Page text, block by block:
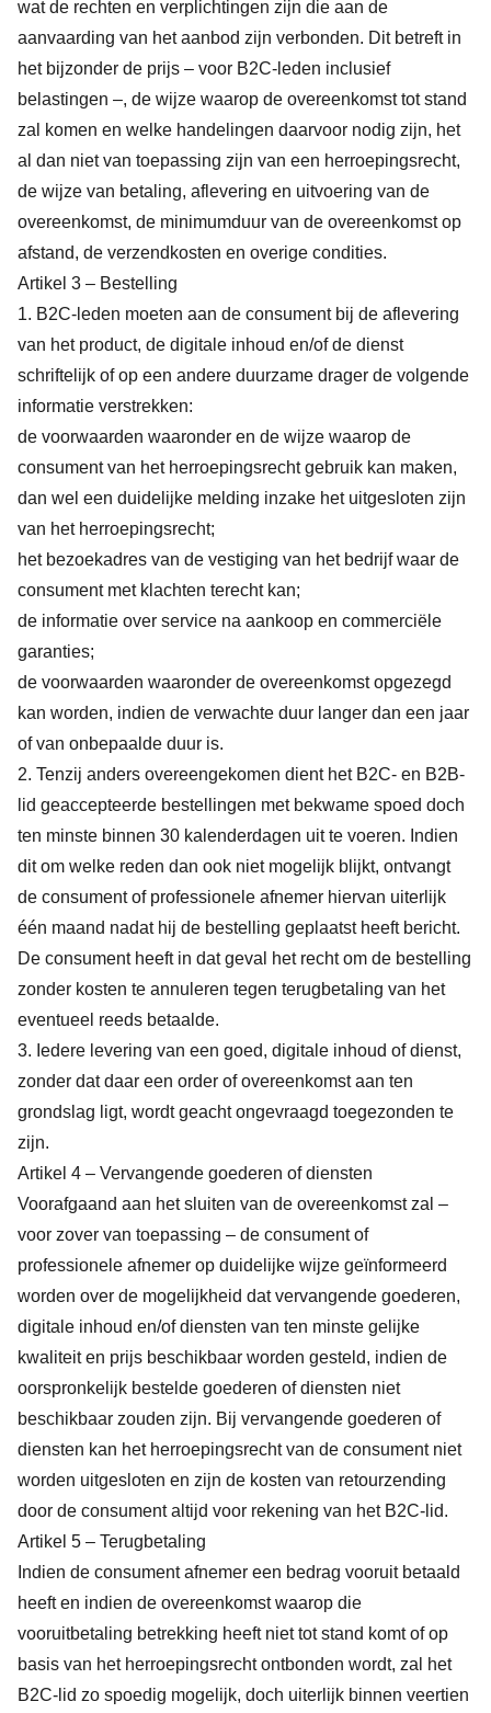
wat de rechten en verplichtingen zijn die aan de
aanvaarding van het aanbod zijn verbonden. Dit betreft in
het bijzonder de prijs – voor B2C-leden inclusief
belastingen –, de wijze waarop de overeenkomst tot stand
zal komen en welke handelingen daarvoor nodig zijn, het
al dan niet van toepassing zijn van een herroepingsrecht,
de wijze van betaling, aflevering en uitvoering van de
overeenkomst, de minimumduur van de overeenkomst op
afstand, de verzendkosten en overige condities.
Artikel 3 – Bestelling
1. B2C-leden moeten aan de consument bij de aflevering
van het product, de digitale inhoud en/of de dienst
schriftelijk of op een andere duurzame drager de volgende
informatie verstrekken:
de voorwaarden waaronder en de wijze waarop de
consument van het herroepingsrecht gebruik kan maken,
dan wel een duidelijke melding inzake het uitgesloten zijn
van het herroepingsrecht;
het bezoekadres van de vestiging van het bedrijf waar de
consument met klachten terecht kan;
de informatie over service na aankoop en commerciële
garanties;
de voorwaarden waaronder de overeenkomst opgezegd
kan worden, indien de verwachte duur langer dan een jaar
of van onbepaalde duur is.
2. Tenzij anders overeengekomen dient het B2C- en B2B-
lid geaccepteerde bestellingen met bekwame spoed doch
ten minste binnen 30 kalenderdagen uit te voeren. Indien
dit om welke reden dan ook niet mogelijk blijkt, ontvangt
de consument of professionele afnemer hiervan uiterlijk
één maand nadat hij de bestelling geplaatst heeft bericht.
De consument heeft in dat geval het recht om de bestelling
zonder kosten te annuleren tegen terugbetaling van het
eventueel reeds betaalde.
3. Iedere levering van een goed, digitale inhoud of dienst,
zonder dat daar een order of overeenkomst aan ten
grondslag ligt, wordt geacht ongevraagd toegezonden te
zijn.
Artikel 4 – Vervangende goederen of diensten
Voorafgaand aan het sluiten van de overeenkomst zal –
voor zover van toepassing – de consument of
professionele afnemer op duidelijke wijze geïnformeerd
worden over de mogelijkheid dat vervangende goederen,
digitale inhoud en/of diensten van ten minste gelijke
kwaliteit en prijs beschikbaar worden gesteld, indien de
oorspronkelijk bestelde goederen of diensten niet
beschikbaar zouden zijn. Bij vervangende goederen of
diensten kan het herroepingsrecht van de consument niet
worden uitgesloten en zijn de kosten van retourzending
door de consument altijd voor rekening van het B2C-lid.
Artikel 5 – Terugbetaling
Indien de consument afnemer een bedrag vooruit betaald
heeft en indien de overeenkomst waarop die
vooruitbetaling betrekking heeft niet tot stand komt of op
basis van het herroepingsrecht ontbonden wordt, zal het
B2C-lid zo spoedig mogelijk, doch uiterlijk binnen veertien